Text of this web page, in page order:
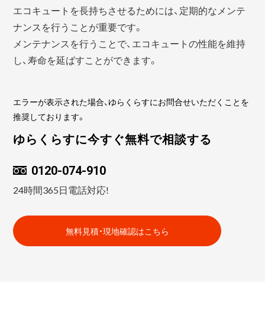
エコキュートを長持ちさせるためには、定期的なメンテ
ナンスを行うことが重要です。
メンテナンスを行うことで、エコキュートの性能を維持
し、寿命を延ばすことができます。
エラーが表示された場合、ゆらくらすにお問合せいただくことを
推奨しております。
ゆらくらすに今すぐ無料で相談する
0120-074-910
24時間365日電話対応!
無料見積・現地確認はこちら